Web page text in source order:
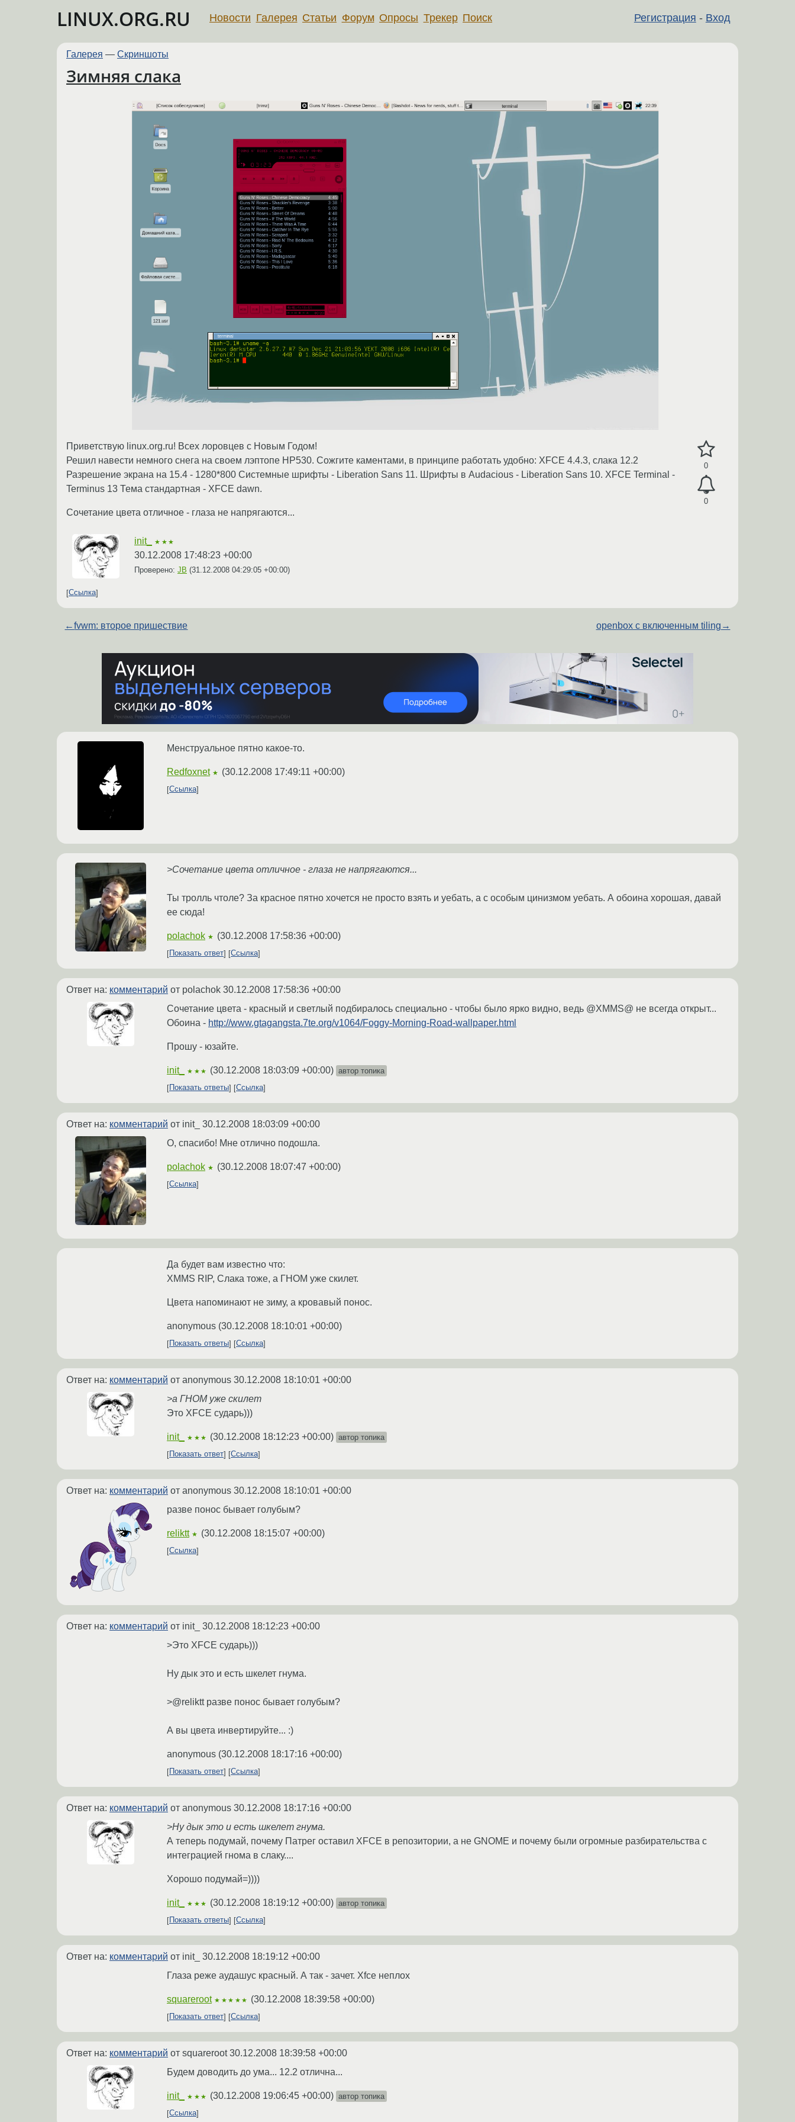
LINUX.ORG.RU Регистрация - Вход
Новости Галерея Статьи Форум Опросы Трекер Поиск
Галерея — Скриншоты
Зимняя слака
0
0
Приветствую linux.org.ru! Всех лоровцев с Новым Годом!
Решил навести немного снега на своем лэптопе HP530. Сожгите каментами, в принципе работать удобно: XFCE 4.4.3, слака 12.2
Разрешение экрана на 15.4 - 1280*800 Системные шрифты - Liberation Sans 11. Шрифты в Audacious - Liberation Sans 10. XFCE Terminal -
Terminus 13 Тема стандартная - XFCE dawn.
Сочетание цвета отличное - глаза не напрягаются...
init_ ★★★
30.12.2008 17:48:23 +00:00
Проверено: JB (31.12.2008 04:29:05 +00:00)
Ссылка
←fvwm: второе пришествие openbox с включенным tiling →
Менструальное пятно какое-то.
Redfoxnet ★ (30.12.2008 17:49:11 +00:00)
Ссылка
>Сочетание цвета отличное - глаза не напрягаются...
Ты тролль чтоле? За красное пятно хочется не просто взять и уебать, а с особым цинизмом уебать. А обоина хорошая, давай
ее сюда!
polachok ★ (30.12.2008 17:58:36 +00:00)
Показать ответ Ссылка
Ответ на: комментарий от polachok 30.12.2008 17:58:36 +00:00
Сочетание цвета - красный и светлый подбиралось специально - чтобы было ярко видно, ведь @XMMS@ не всегда открыт...
Обоина - http://www.gtagangsta.7te.org/v1064/Foggy-Morning-Road-wallpaper.html
Прошу - юзайте.
init_ ★★★ (30.12.2008 18:03:09 +00:00) автор топика
Показать ответы
Ссылка
Ответ на: комментарий от init_ 30.12.2008 18:03:09 +00:00
О, спасибо! Мне отлично подошла.
polachok ★ (30.12.2008 18:07:47 +00:00)
Ссылка
Да будет вам известно что:
XMMS RIP, Слака тоже, а ГНОМ уже скилет.
Цвета напоминают не зиму, а кровавый понос.
anonymous (30.12.2008 18:10:01 +00:00)
Показать ответы Ссылка
Ответ на: комментарий от anonymous 30.12.2008 18:10:01 +00:00
>а ГНОМ уже скилет
Это XFCE сударь)))
init_ ★★★ (30.12.2008 18:12:23 +00:00) автор топика
Показать ответ
Ссылка
Ответ на: комментарий от anonymous 30.12.2008 18:10:01 +00:00
разве понос бывает голубым?
reliktt ★ (30.12.2008 18:15:07 +00:00)
Ссылка
Ответ на: комментарий от init_ 30.12.2008 18:12:23 +00:00
>Это XFCE сударь)))
Ну дык это и есть шкелет гнума.
>@reliktt разве понос бывает голубым?
А вы цвета инвертируйте... :)
anonymous (30.12.2008 18:17:16 +00:00)
Показать ответ Ссылка
Ответ на: комментарий от anonymous 30.12.2008 18:17:16 +00:00
>Ну дык это и есть шкелет гнума.
А теперь подумай, почему Патрег оставил XFCE в репозитории, а не GNOME и почему были огромные разбирательства с
интеграцией гнома в слаку....
Хорошо подумай=))))
init_ ★★★ (30.12.2008 18:19:12 +00:00) автор топика
Показать ответы
Ссылка
Ответ на: комментарий от init_ 30.12.2008 18:19:12 +00:00
Глаза реже аудашус красный. А так - зачет. Xfce неплох
squareroot ★★★★★ (30.12.2008 18:39:58 +00:00)
Показать ответ Ссылка
Ответ на: комментарий от squareroot30.12.2008 18:39:58 +00:00
Будем доводить до ума... 12.2 отлична...
init_ ★★★ (30.12.2008 19:06:45 +00:00) автор топика
Ссылка